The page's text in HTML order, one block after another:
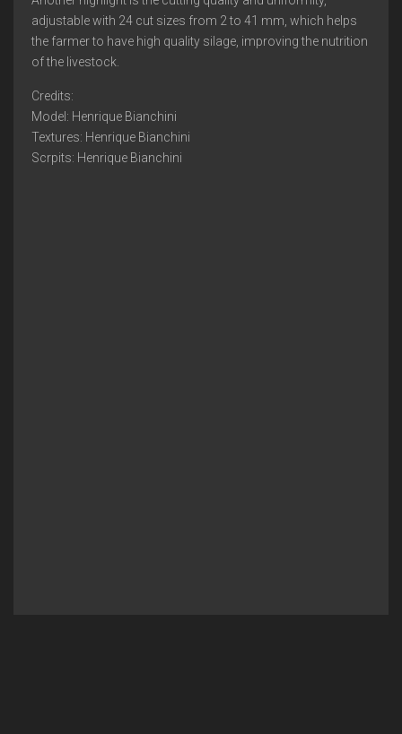
adjustable with 24 cut sizes from 2 to 41 mm, which helps
the farmer to have high quality silage, improving the nutrition
of the livestock.
Credits:
Model: Henrique Bianchini
Textures: Henrique Bianchini
Scrpits: Henrique Bianchini